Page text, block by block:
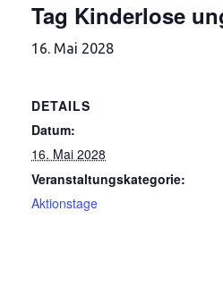
Tag Kinderlose
16. Mai 2028
DETAILS
Datum:
16. Mai 2028
Veranstaltungskategorie:
Aktionstage